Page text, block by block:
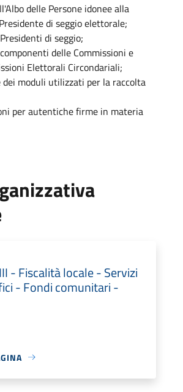
delle Persone idonee alla
di seggio elettorale;
di seggio;
delle Commissioni e
Elettorali Circondariali;
dei moduli utilizzati per la raccolta
per autentiche firme in materia
- Fiscalità locale - Servizi
- Fondi comunitari -